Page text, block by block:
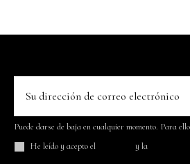
Puede darse de baja en cualquier momento. Para
He leído y acepto el
y la